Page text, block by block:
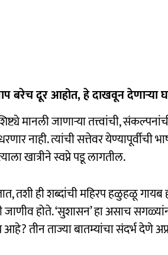
बरेच दूर आहोत, हे दाखवून देणाऱ्या
मानली जाणाऱ्या तत्त्वांची,
नाही. त्यांची सत्तेवर येण्यापूर्वीची
खात्रीने स्वप्ने पडू लागतील.
तशी ही शब्दांची महिरप हळुहळू
होते. ‘सुशासन’ हा असाच
तीन ताज्या बातम्यांचा संदर्भ देणे